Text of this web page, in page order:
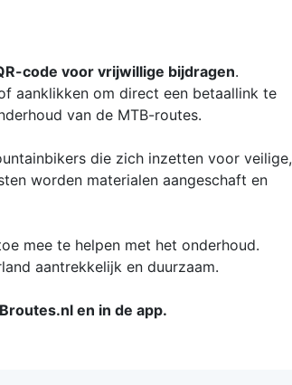
code voor vrijwillige bijdragen.
aanklikken om direct een betaallink te
van de MTB-routes.
die zich inzetten voor veilige,
worden materialen aangeschaft en
mee te helpen met het onderhoud.
aantrekkelijk en duurzaam.
en in de app.